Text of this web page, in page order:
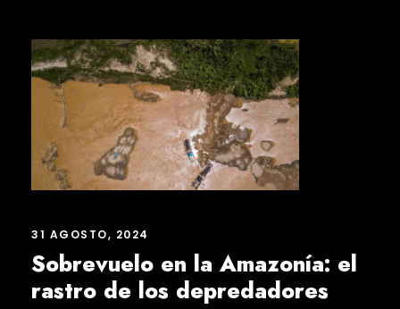
31 AGOSTO, 2024
Sobrevuelo en la Amazonía: el
rastro de los depredadores